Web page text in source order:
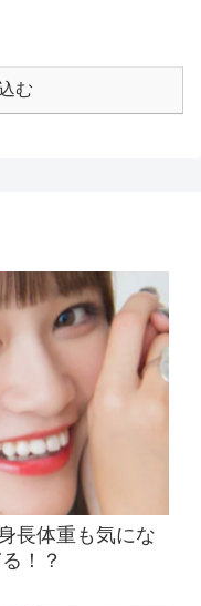
む
長体重も気にな
！？